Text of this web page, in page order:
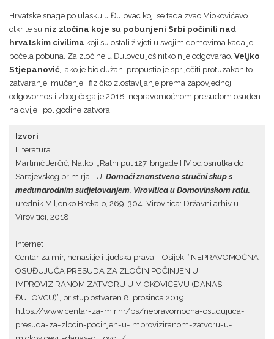
Hrvatske snage po ulasku u Đulovac koji se tada zvao Miokovićevo
otkrile su niz zločina koje su pobunjeni Srbi počinili nad
hrvatskim civilima koji su ostali živjeti u svojim domovima kada je
počela pobuna. Za zločine u Đulovcu još nitko nije odgovarao. Veljko
Stjepanović, iako je bio dužan, propustio je spriječiti protuzakonito
zatvaranje, mučenje i fizičko zlostavljanje prema zapovjednoj
odgovornosti zbog čega je 2018. nepravomoćnom presudom osuđen
na dvije i pol godine zatvora.
Izvori
Literatura
Martinić Jerčić, Natko. „Ratni put 127. brigade HV od osnutka do
Sarajevskog primirja“. U: Domaći znanstveno stručni skup s
međunarodnim sudjelovanjem. Virovitica u Domovinskom ratu.,
urednik Miljenko Brekalo, 269-304. Virovitica: Državni arhiv u
Virovitici, 2018.
Internet
Centar za mir, nenasilje i ljudska prava – Osijek: “NEPRAVOMOĆNA
OSUĐUJUĆA PRESUDA ZA ZLOČIN POČINJEN U
IMPROVIZIRANOM ZATVORU U MIOKOVIĆEVU (DANAS
ĐULOVCU)”, pristup ostvaren 8. prosinca 2019.,
https://www.centar-za-mir.hr/ps/nepravomocna-osudujuca-
presuda-za-zlocin-pocinjen-u-improviziranom-zatvoru-u-